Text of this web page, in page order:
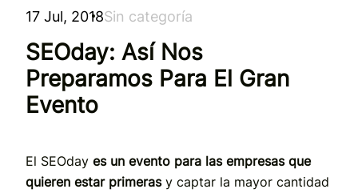
17 Jul, 2018Sin categoría
SEOday: Así Nos
Preparamos Para El Gran
Evento
El SEOday es un evento para las empresas que
quieren estar primerasy captar la mayor cantidad